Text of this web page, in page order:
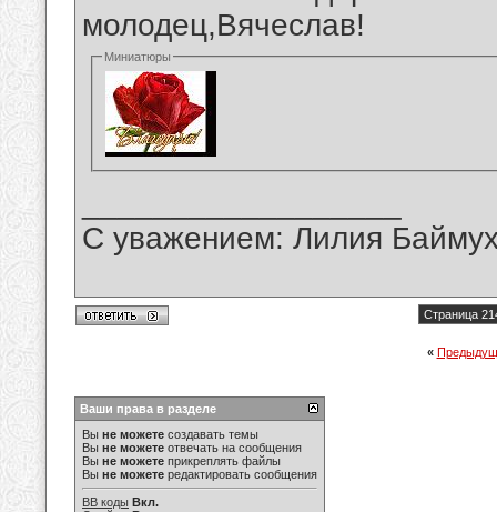
молодец,Вячеслав!
Миниатюры
С уважением: Лилия
Страница
«
Ваши права в разделе
Вы не можете создавать темы
Вы не можете отвечать на сообщения
Вы не можете прикреплять файлы
Вы не можете редактировать сообщения
BB коды Вкл.